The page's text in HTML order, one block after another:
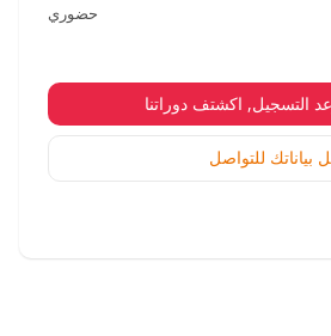
حضوري
التسجيل, اكشتف دوراتنا
بياناتك للتواصل